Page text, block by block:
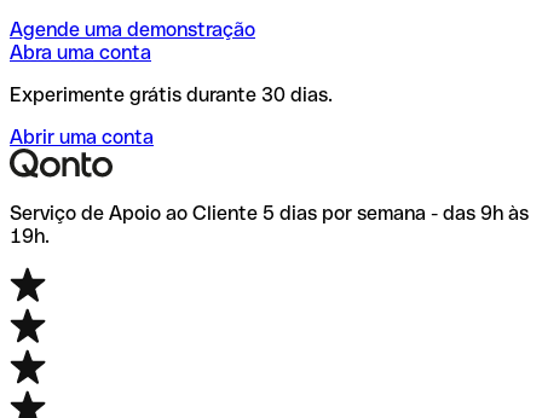
Agende uma demonstração
Abra uma conta
Experimente grátis durante 30 dias.
Abrir uma conta
Serviço de Apoio ao Cliente 5 dias por semana - das 9h às
19h.